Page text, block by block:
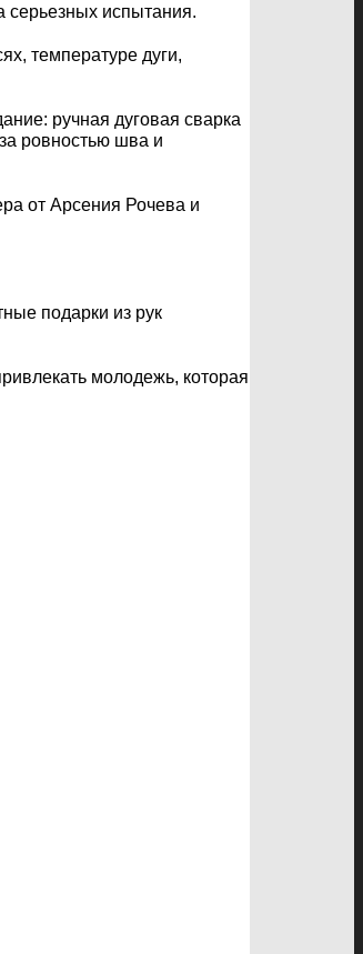
серьезных испытания.
температуре дуги,
ручная дуговая сварка
ровностью шва и
от Арсения Рочева и
подарки из рук
молодежь, которая